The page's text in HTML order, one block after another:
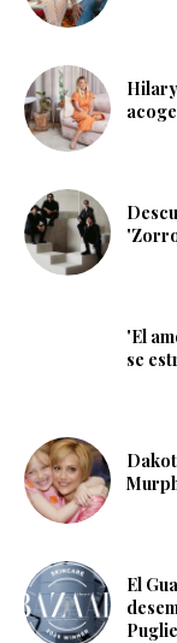
'El
se
El